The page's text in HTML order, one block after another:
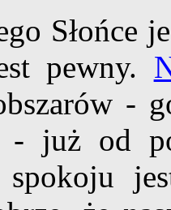
Słońce
pewny.
-
- już od
spokoju